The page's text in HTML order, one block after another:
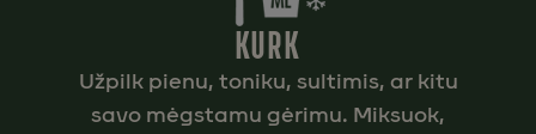
KURK
Užpilk pienu, toniku, sultimis, ar kitu
savo mėgstamu gėrimu. Miksuok,